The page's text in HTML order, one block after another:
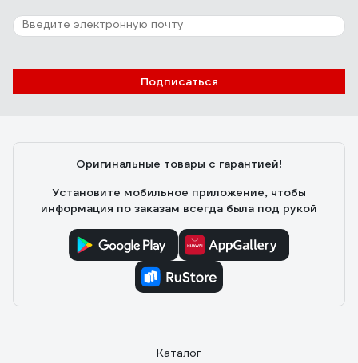
Подписаться
Оригинальные товары с гарантией!
Установите мобильное приложение, чтобы
информация по заказам всегда была под рукой
Каталог